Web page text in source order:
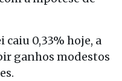
0,33% hoje, a
ganhos modestos